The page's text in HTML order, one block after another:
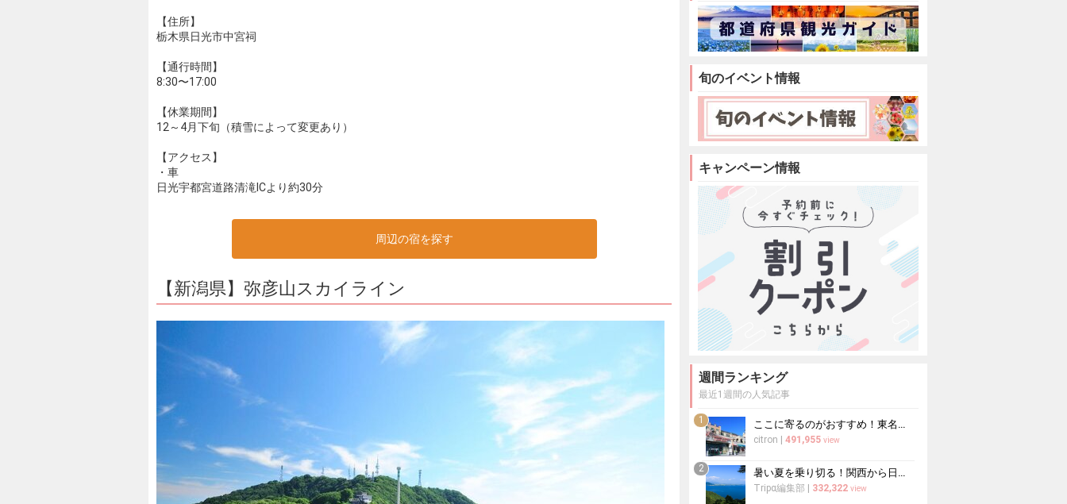
【住所】
栃木県日光市中宮祠
【通行時間】
8:30〜17:00
【休業期間】
12～4月下旬（積雪によって変更あり）
【アクセス】
・車
日光宇都宮道路清滝ICより約30分
周辺の宿を探す
【新潟県】弥彦山スカイライン
旬のイベント情報
キャンペーン情報
週間ランキング
最近1週間の人気記事
1 ここに寄るのがおすすめ！東名高速道路・新東名高速道路の充実のSA・PA10選
citron 491,955 view
2 暑い夏を乗り切る！関西から日帰りや1泊2日におすすめの避暑地10選
Tripα編集部 332,322 view